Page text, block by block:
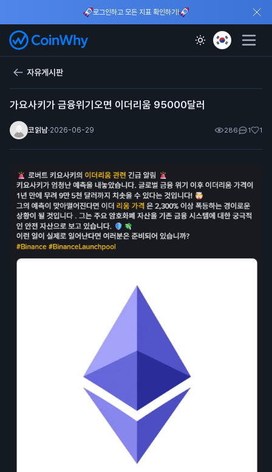
로그인하고 모든 지표 확인하기!
자유게시판
가요사키가 금융위기오면 이더리움 95000달러
코읽남·2026-06-29 286 1 1